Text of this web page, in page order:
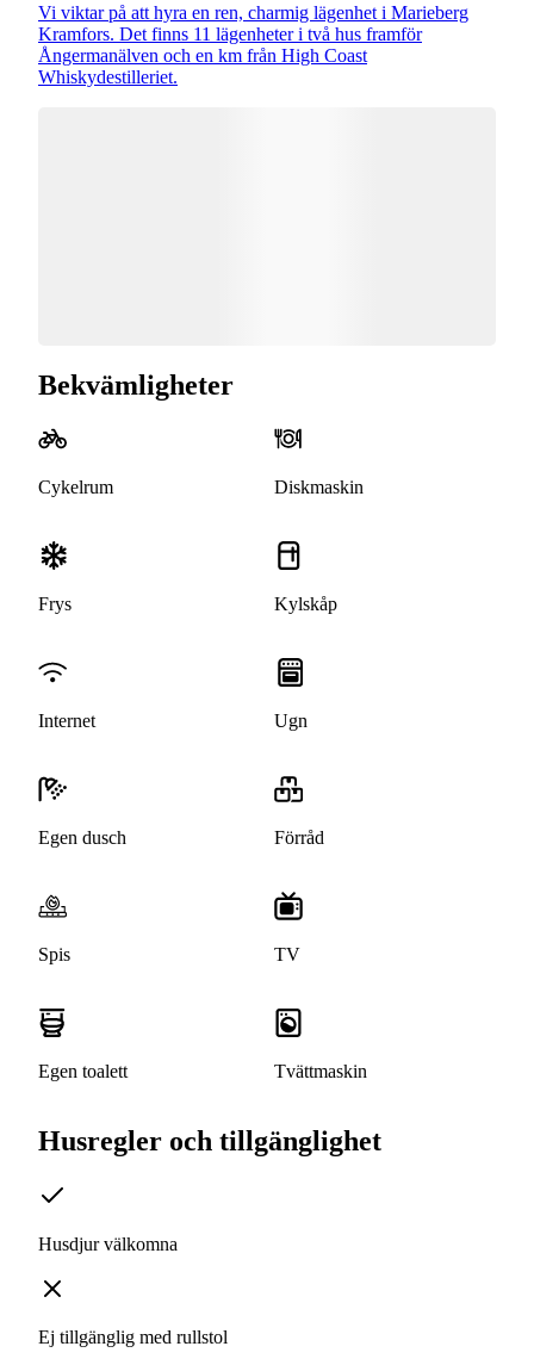
Vi viktar på att hyra en ren, charmig lägenhet i Marieberg
Kramfors. Det finns 11 lägenheter i två hus framför
Ångermanälven och en km från High Coast
Whiskydestilleriet.
Bekvämligheter
Cykelrum Diskmaskin
Frys Kylskåp
Internet Ugn
Egen dusch Förråd
Spis TV
Egen toalett Tvättmaskin
Husregler och tillgänglighet
Husdjur välkomna
Ej tillgänglig med rullstol